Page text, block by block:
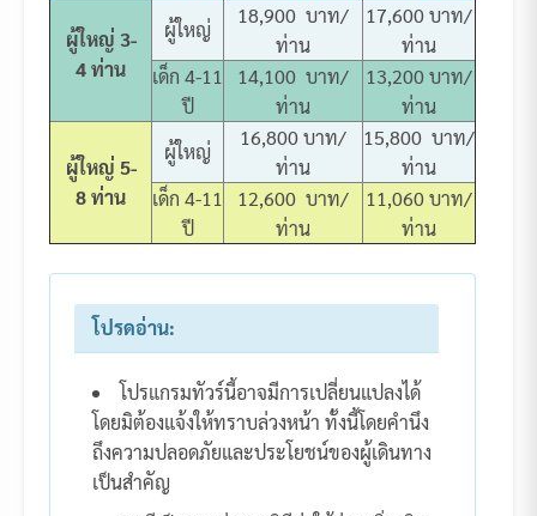
ผู้ใหญ่ 3-
4 ท่าน
ผู้ใหญ่
18,900 บาท/
ท่าน
17,600 บาท/
ท่าน
เด็ก 4-11
ปี
14,100 บาท/
ท่าน
13,200 บาท/
ท่าน
ผู้ใหญ่ 5-
8 ท่าน
ผู้ใหญ่
16,800 บาท/
ท่าน
15,800 บาท/
ท่าน
เด็ก 4-11
ปี
12,600 บาท/
ท่าน
11,060 บาท/
ท่าน
โปรดอ่าน:
โปรแกรมทัวร์นี้อาจมีการเปลี่ยนแปลงได้
โดยมิต้องแจ้งให้ทราบล่วงหน้า ทั้งนี้โดยคำนึง
ถึงความปลอดภัยและประโยชน์ของผู้เดินทาง
เป็นสำคัญ